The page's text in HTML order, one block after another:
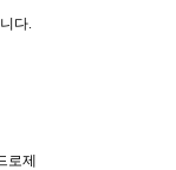
다.
로제